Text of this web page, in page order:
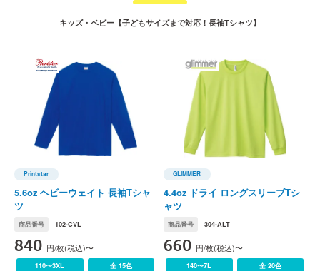
キッズ・ベビー【子どもサイズまで対応！長袖Tシャツ】
Printstar
Printstar(プリントスター)
5.6oz ヘビーウェイト 長袖Tシャ
ツ
商品番号 102-CVL
840 円/枚(税込)〜
110〜3XL 全 15色
GLIMMER
GLIMMER(グリマー)
4.4oz ドライ ロングスリーブTシ
ャツ
商品番号 304-ALT
660 円/枚(税込)〜
140〜7L 全 20色